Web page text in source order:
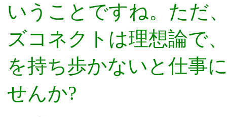
いうことですね。ただ
ズコネクトは理想論で
を持ち歩かないと仕事
せんか?